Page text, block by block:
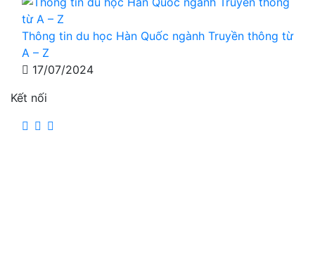
Thông tin du học Hàn Quốc ngành Truyền thông từ
A – Z
17/07/2024
Kết nối